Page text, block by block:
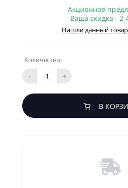
Акционное
Ваша скидка - 2
Нашли данный
Количество:
-
+
В